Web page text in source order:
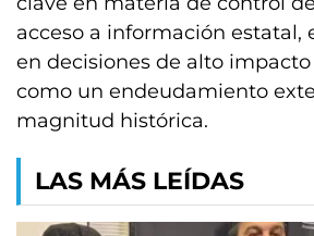
acceso a información estatal,
en decisiones de alto
como un endeudamiento
magnitud histórica.
LAS MÁS LEÍDAS